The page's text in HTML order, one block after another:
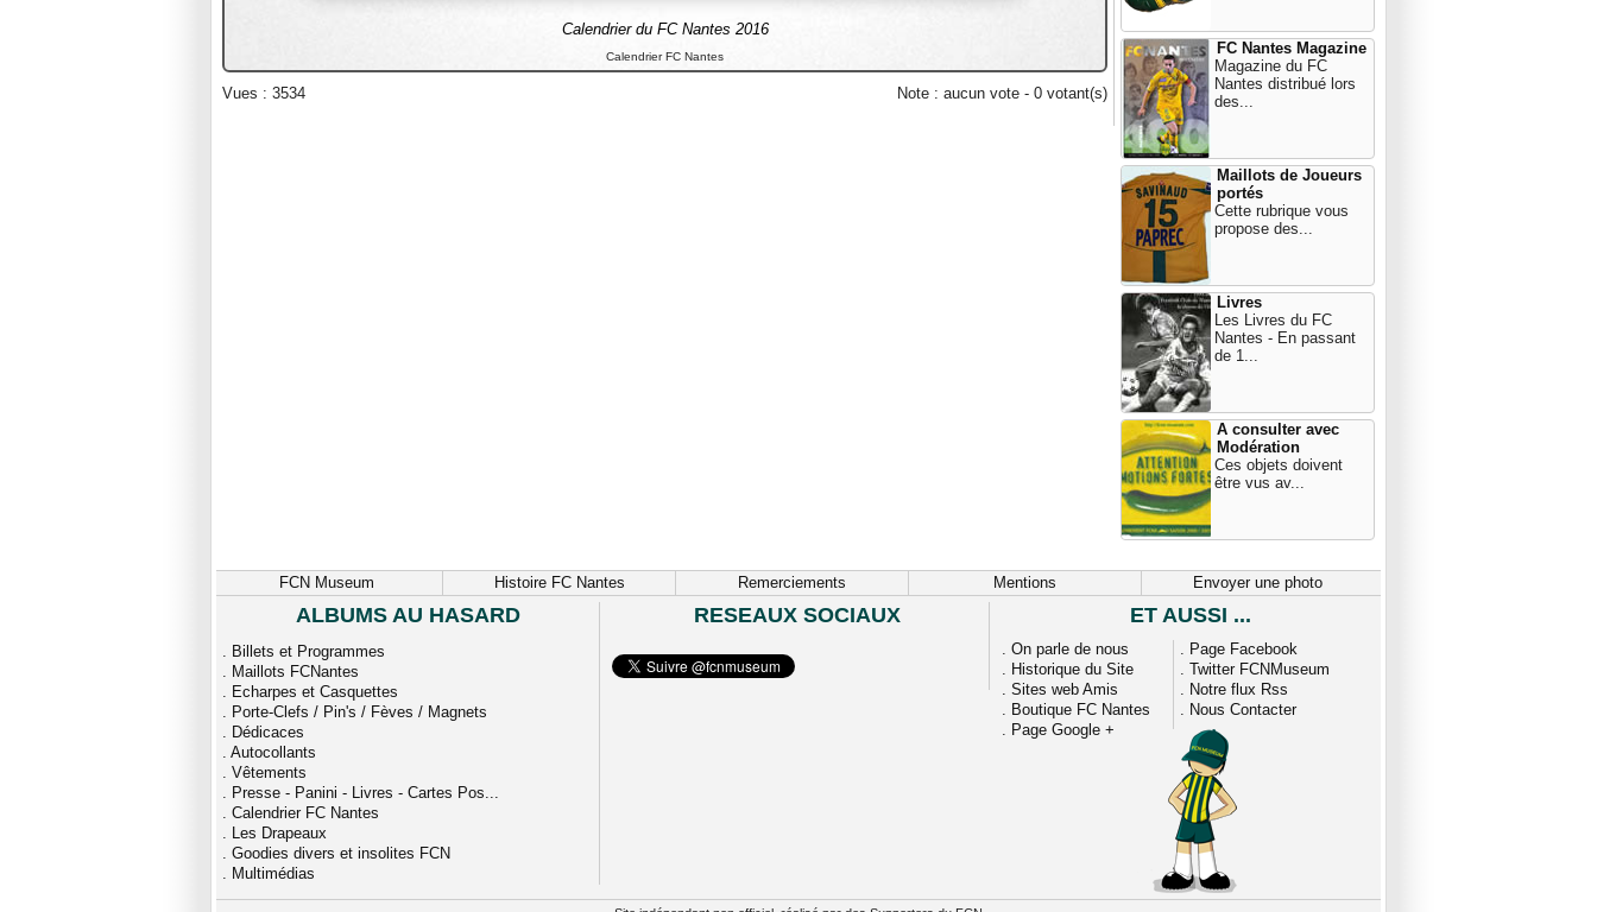
Calendrier du FC Nantes 2016
Calendrier FC Nantes
Vues : 3534 Note : aucun vote - 0 votant(s)
FC Nantes Magazine
Magazine du FC
Nantes distribué lors
des...
Maillots de Joueurs
portés
Cette rubrique vous
propose des...
Livres
Les Livres du FC
Nantes - En passant
de 1...
A consulter avec
Modération
Ces objets doivent
être vus av...
FCN Museum Histoire FC Nantes Remerciements Mentions Envoyer une photo
ALBUMS AU HASARD
. Billets et Programmes
. Maillots FCNantes
. Echarpes et Casquettes
. Porte-Clefs / Pin's / Fèves / Magnets
. Dédicaces
. Autocollants
. Vêtements
. Presse - Panini - Livres - Cartes Pos...
. Calendrier FC Nantes
. Les Drapeaux
. Goodies divers et insolites FCN
. Multimédias
RESEAUX SOCIAUX ET AUSSI ...
. On parle de nous
. Historique du Site
. Sites web Amis
. Boutique FC Nantes
. Page Google +
. Page Facebook
. Twitter FCNMuseum
. Notre flux Rss
. Nous Contacter